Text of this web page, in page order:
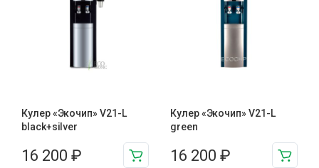
Кулер «Экочип» V21-L
black+silver
16 200 ₽
Кулер «Экочип» V21-L
green
16 200 ₽